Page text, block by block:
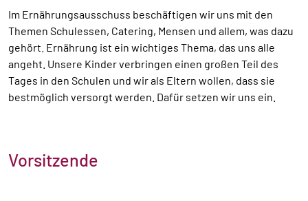
Im Ernährungsausschuss beschäftigen wir uns mit den
Themen Schulessen, Catering, Mensen und allem, was dazu
gehört. Ernährung ist ein wichtiges Thema, das uns alle
angeht. Unsere Kinder verbringen einen großen Teil des
Tages in den Schulen und wir als Eltern wollen, dass sie
bestmöglich versorgt werden. Dafür setzen wir uns ein.
Vorsitzende